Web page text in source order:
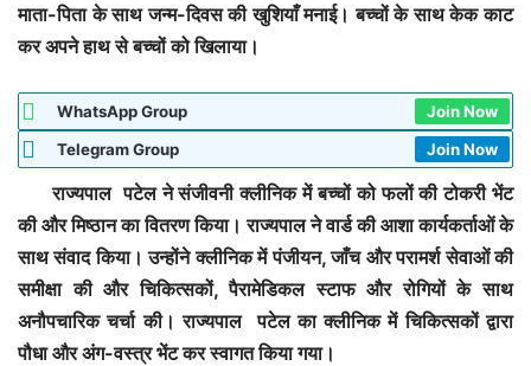
माता-पिता के साथ जन्म-दिवस की खुशियाँ मनाई। बच्चों के साथ केक काट
कर अपने हाथ से बच्चों को खिलाया।
WhatsApp Group
Join Now
Telegram Group
Join Now
राज्यपाल पटेल ने संजीवनी क्लीनिक में बच्चों को फलों की टोकरी भेंट
की और मिष्ठान का वितरण किया। राज्यपाल ने वार्ड की आशा कार्यकर्ताओं के
साथ संवाद किया। उन्होंने क्लीनिक में पंजीयन, जाँच और परामर्श सेवाओं की
समीक्षा की और चिकित्सकों, पैरामेडिकल स्टाफ और रोगियों के साथ
अनौपचारिक चर्चा की। राज्यपाल पटेल का क्लीनिक में चिकित्सकों द्वारा
पौधा और अंग-वस्त्र भेंट कर स्वागत किया गया।